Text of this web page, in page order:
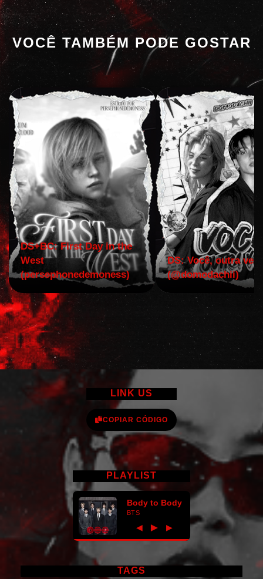
VOCÊ TAMBÉM PODE GOSTAR
DS+BC: First Day in the
West
(persephonedemoness)
DS: Você, outra vez!
(@domodachii)
LINK US
COPIAR CÓDIGO
PLAYLIST
Body to Body
BTS
◀ ► ▶
TAGS